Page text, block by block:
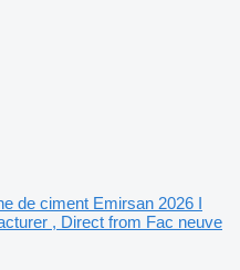
de ciment Emirsan 2026 I
, Direct from Fac neuve